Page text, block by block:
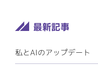
私とAIのアップデート